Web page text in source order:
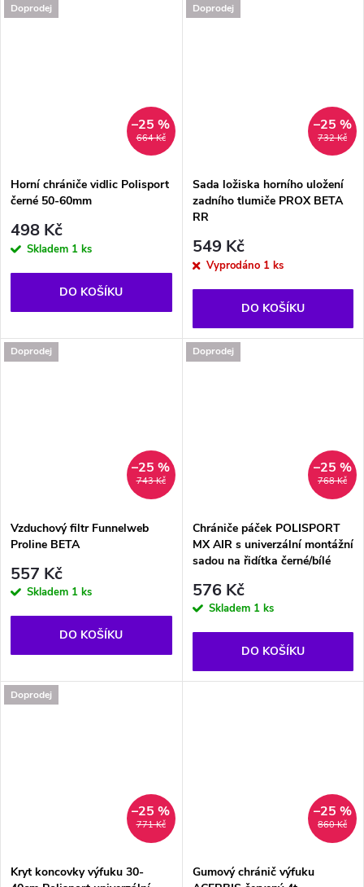
Doprodej
664 Kč
–25 %
Horní chrániče vidlic Polisport
černé 50-60mm
498 Kč
Skladem 1 ks
DO KOŠÍKU
Doprodej
732 Kč
–25 %
Sada ložiska horního uložení
zadního tlumiče PROX BETA
RR
549 Kč
Vyprodáno 1 ks
DO KOŠÍKU
Doprodej
743 Kč
–25 %
Vzduchový filtr Funnelweb
Proline BETA
557 Kč
Skladem 1 ks
DO KOŠÍKU
Doprodej
768 Kč
–25 %
Chrániče páček POLISPORT
MX AIR s univerzální montážní
sadou na řidítka černé/bílé
576 Kč
Skladem 1 ks
DO KOŠÍKU
Doprodej
771 Kč
–25 %
Kryt koncovky výfuku 30-
860 Kč
–25 %
Gumový chránič výfuku